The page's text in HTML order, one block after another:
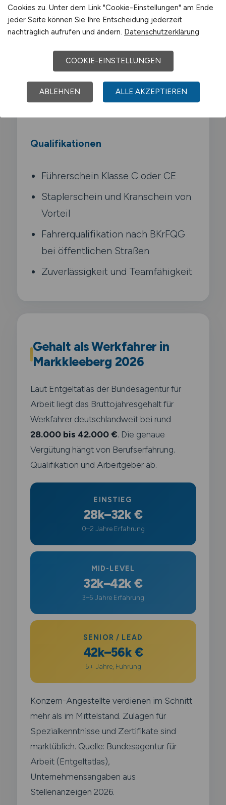
Produktionslinien und Lagern
Einhaltung der
Werksverkehrsordnung und
Arbeitssicherheit
Dokumentation der
Qualifikationen
Führerschein Klasse C oder CE
Staplerschein und Kranschein von
Vorteil
Fahrerqualifikation nach BKrFQG
bei öffentlichen Straßen
Zuverlässigkeit und Teamfähigkeit
Gehalt als Werkfahrer in
Markkleeberg 2026
Laut Entgeltatlas der Bundesagentur für
Arbeit liegt das Bruttojahresgehalt für
Werkfahrer deutschlandweit bei rund
28.000 bis 42.000 €. Die genaue
Vergütung hängt von Berufserfahrung.
Qualifikation und Arbeitgeber ab.
EINSTIEG
28k–32k €
0–2 Jahre Erfahrung
MID-LEVEL
32k–42k €
3–5 Jahre Erfahrung
SENIOR / LEAD
42k–56k €
5+ Jahre, Führung
Konzern-Angestellte verdienen im Schnitt
mehr als im Mittelstand. Zulagen für
Spezialkenntnisse und Zertifikate sind
marktüblich. Quelle: Bundesagentur für
Arbeit (Entgeltatlas),
Unternehmensangaben aus
Stellenanzeigen 2026.
Cookies zu. Unter dem Link "Cookie-Einstellungen" am Ende
jeder Seite können Sie Ihre Entscheidung jederzeit
nachträglich aufrufen und ändern. Datenschutzerklärung
COOKIE-EINSTELLUNGEN
ABLEHNEN ALLE AKZEPTIEREN